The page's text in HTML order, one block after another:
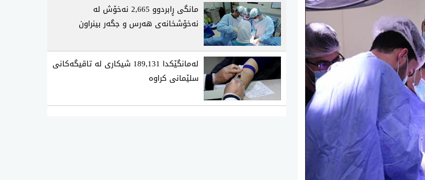
مانگی ڕابردوو 2,665 نەخۆش لە
نەخۆشخانەی هەرس و جگەر بینراون
لەمانگێكدا 189,131 شیكاری لە تاقیگەكانی
سلێمانی كراوە